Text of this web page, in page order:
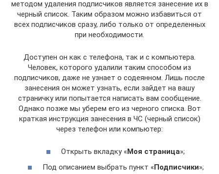
методом удаления подписчиков является занесение их в
черный список. Таким образом можно избавиться от
всех подписчиков сразу, либо только от определенных
при необходимости.
Доступен он как с телефона, так и с компьютера.
Человек, которого удалили таким способом из
подписчиков, даже не узнает о содеянном. Лишь после
занесения он может узнать, если зайдет на вашу
страничку или попытается написать вам сообщение.
Однако позже мы уберем его из черного списка. Вот
краткая инструкция занесения в ЧС (черный список)
через телефон или компьютер:
Открыть вкладку «Моя страница»;
Под описанием выбрать пункт «Подписчики»;